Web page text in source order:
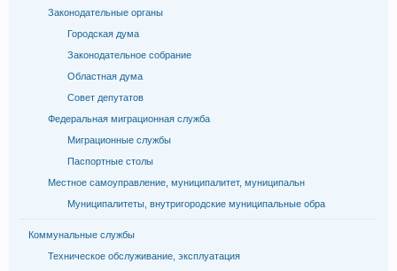
Законодательные органы
Городская дума
Законодательное собрание
Областная дума
Совет депутатов
Федеральная миграционная служба
Миграционные службы
Паспортные столы
Местное самоуправление, муниципалитет, муниципальн
Муниципалитеты, внутригородские муниципальные обра
Коммунальные службы
Техническое обслуживание, эксплуатация